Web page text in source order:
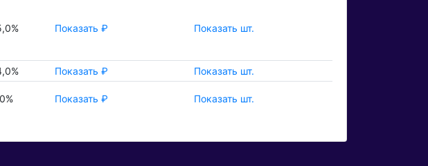
Показать ₽ Показать шт.
Показать ₽
Показать шт.
Показать ₽ Показать шт.